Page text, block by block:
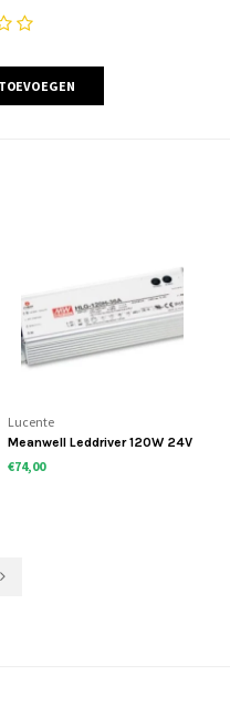
Lucente
Meanwell Leddriver 120W 24V
IP67 dimbaar
€74,00